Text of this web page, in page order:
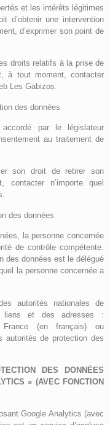
et les intérêts légitimes
d’obtenir une intervention
d’exprimer son point de
droits relatifs à la prise de
à tout moment, contacter
Les Gabizos.
des données
par le législateur
au traitement de
son droit de retirer son
n’importe quel
des données
la personne concernée
de contrôle compétente.
des données est le délégué
la personne concernée a
autorités nationales de
liens et des adresses :
(en français) ou
autorités de protection des
DES DONNÉES
» (AVEC FONCTION
Google Analytics (avec